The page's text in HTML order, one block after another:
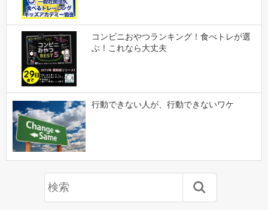
コンビニおやつランキング！食べトレが選
ぶ！これなら大丈夫
行動できない人が、行動できないワケ